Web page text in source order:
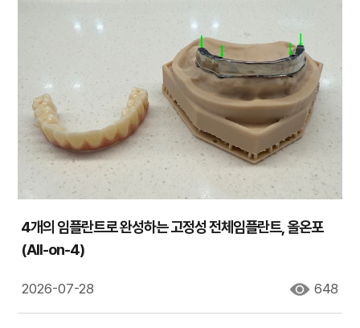
4개의 임플란트로 완성하는 고정성 전체임플란트, 올온포
(All-on-4)
2026-07-28 648